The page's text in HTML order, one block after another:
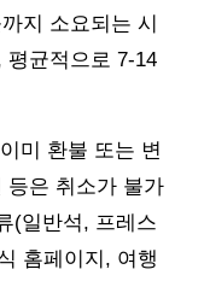
지 소요되는 시
평균적으로 7-14
미 환불 또는 변
등은 취소가 불가
(일반석, 프레스
홈페이지, 여행